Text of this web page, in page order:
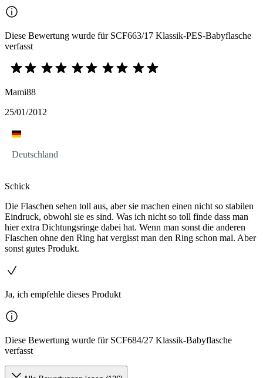
Diese Bewertung wurde für SCF663/17 Klassik-PES-Babyflasche
verfasst
Mami88
25/01/2012
Deutschland
Schick
Die Flaschen sehen toll aus, aber sie machen einen nicht so stabilen
Eindruck, obwohl sie es sind. Was ich nicht so toll finde dass man
hier extra Dichtungsringe dabei hat. Wenn man sonst die anderen
Flaschen ohne den Ring hat vergisst man den Ring schon mal. Aber
sonst gutes Produkt.
Ja, ich empfehle dieses Produkt
Diese Bewertung wurde für SCF684/27 Klassik-Babyflasche
verfasst